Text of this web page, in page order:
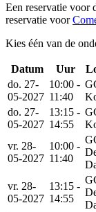
Een reservatie voor
reservatie voor
Kies één van de
Datum Uur
do. 27-
05-2027
10:00 -
11:40
do. 27-
05-2027
13:15 -
14:55
vr. 28-
05-2027
10:00 -
11:40
vr. 28-
05-2027
13:15 -
14:55